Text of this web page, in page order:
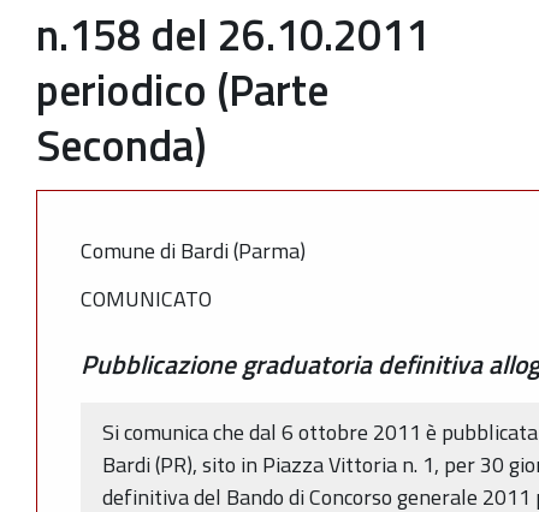
n.158 del 26.10.2011
periodico (Parte
Seconda)
Comune di Bardi (Parma)
COMUNICATO
Pubblicazione graduatoria definitiva
Si comunica che dal 6 ottobre 2011 è
Bardi (PR), sito in Piazza Vittoria n. 1, per 30
definitiva del Bando di Concorso generale 2011